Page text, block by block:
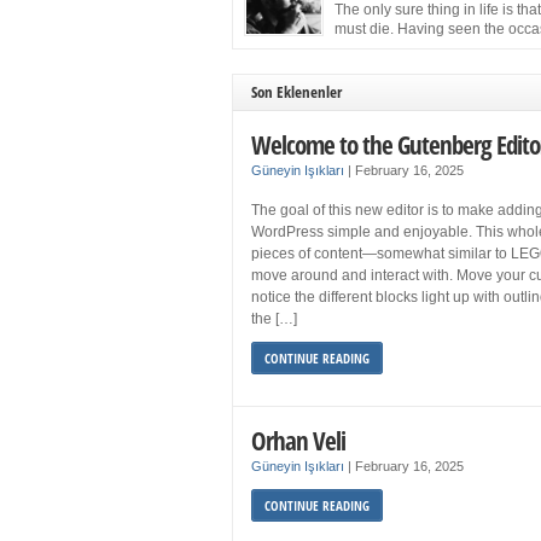
and still feel fatigued when your […]
The only sure thing in life is that
must die. Having seen the
the Cuban Revolution would succumb to that
Son Eklenenler
Welcome to the Gutenberg
Güneyin Işıkları February 16, 2025
The goal of this new editor is to make
WordPress simple and enjoyable. This
pieces of content—somewhat similar to
move around and interact with. Move your
notice the different blocks light up with
the […]
CONTINUE READING
Orhan Veli
Güneyin Işıkları February 16, 2025
CONTINUE READING